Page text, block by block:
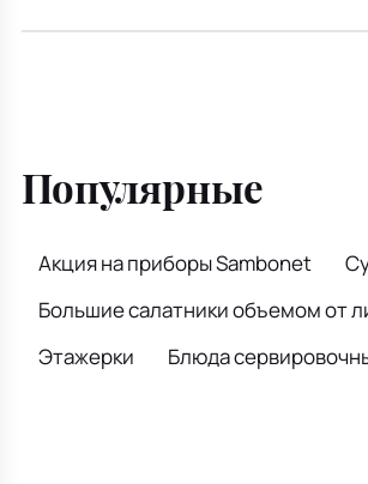
Популярные
Акция на приборы Sambonet
Большие салатники объемом от
Этажерки
Блюда